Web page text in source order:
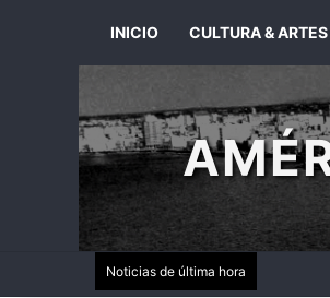
INICIO CULTURA & ARTES
Noticias de última hora